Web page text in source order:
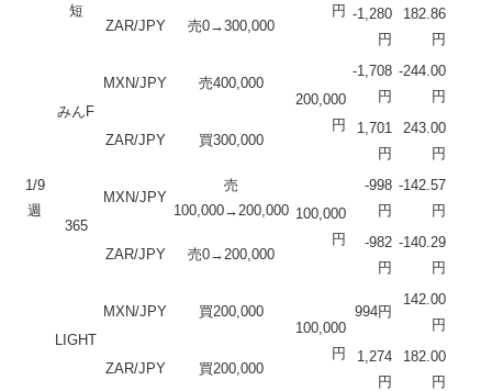
1/9
週
短
円
ZAR/JPY 売0→300,000
-1,280
円
182.86
円
みんF
MXN/JPY
売400,000
200,000
円
-1,708
円
-244.00
円
ZAR/JPY 買300,000
1,701
円
243.00
円
365
MXN/JPY
売
100,000→200,000 100,000
円
-998
円
-142.57
円
ZAR/JPY 売0→200,000
-982
円
-140.29
円
LIGHT
MXN/JPY
買200,000
100,000
円
994円
142.00
円
ZAR/JPY 買200,000
1,274
円
182.00
円